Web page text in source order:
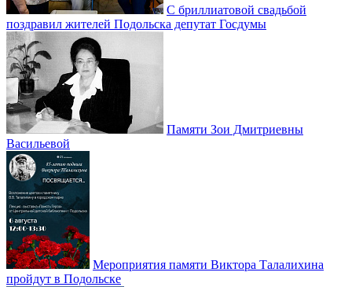
С бриллиатовой свадьбой
поздравил жителей Подольска депутат Госдумы
Памяти Зои Дмитриевны
Васильевой
Мероприятия памяти Виктора Талалихина
пройдут в Подольске